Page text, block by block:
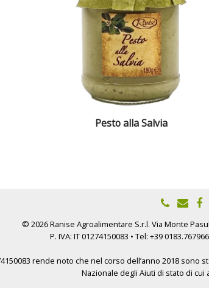
Pesto alla Salvia
© 2026 Ranise Agroalimentare S.r.l. Via Monte
P. IVA: IT 01274150083 • Tel: +39
rende noto che nel corso dell’anno 2018
Nazionale degli Aiuti di stato di cui